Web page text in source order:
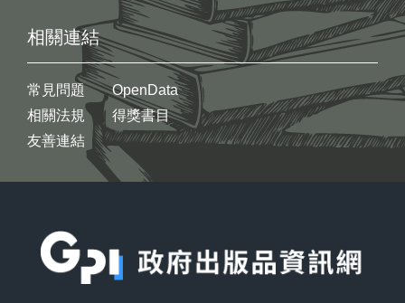
相關連結
常見問題
相關法規
友善連結
OpenData
得獎書目